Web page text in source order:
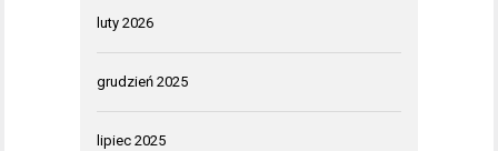
luty 2026
grudzień 2025
lipiec 2025